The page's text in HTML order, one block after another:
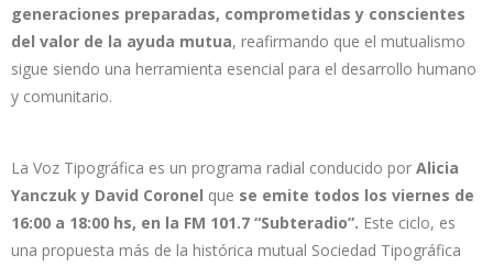
generaciones preparadas, comprometidas y conscientes
del valor de la ayuda mutua, reafirmando que el mutualismo
sigue siendo una herramienta esencial para el desarrollo humano
y comunitario.
La Voz Tipográfica es un programa radial conducido por Alicia
Yanczuk y David Coronel que se emite todos los viernes de
16:00 a 18:00 hs, en la FM 101.7 “Subteradio”. Este ciclo, es
una propuesta más de la histórica mutual Sociedad Tipográfica